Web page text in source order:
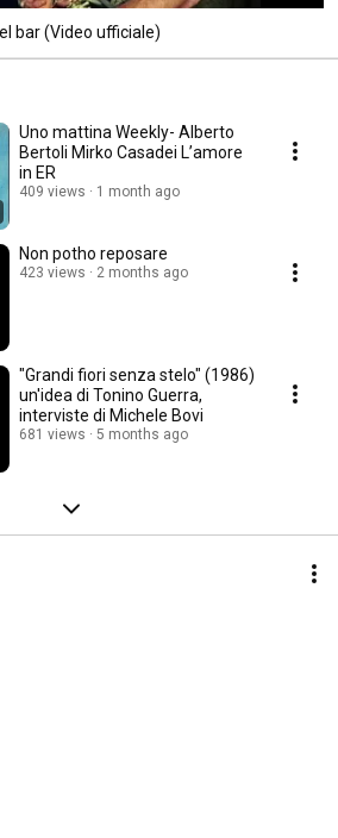
bar (Video ufficiale)
Uno mattina Weekly- Alberto
Bertoli Mirko Casadei L’amore
in ER ￼
409 views 1 month ago
Non potho reposare
423 views 2 months ago
"Grandi fiori senza stelo" (1986)
un'idea di Tonino Guerra,
interviste di Michele Bovi
681 views 5 months ago